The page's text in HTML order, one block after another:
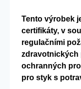
Tento výrobek
certifikáty, v
regulačními
zdravotnických
ochranných
pro styk s